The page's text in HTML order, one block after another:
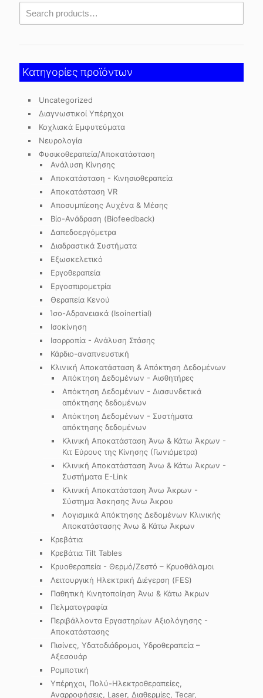
Κατηγορίες προϊόντων
Uncategorized
Διαγνωστικοί Υπέρηχοι
Κοχλιακά Εμφυτεύματα
Νευρολογία
Φυσικοθεραπεία/Αποκατάσταση
Ανάλυση Κίνησης
Αποκατάσταση - Κινησιοθεραπεία
Αποκατάσταση VR
Αποσυμπίεσης Αυχένα & Μέσης
Βίο-Ανάδραση (Biofeedback)
Δαπεδοεργόμετρα
Διαδραστικά Συστήματα
Εξωσκελετικό
Εργοθεραπεία
Εργοσπιρομετρία
Θεραπεία Κενού
Ίσο-Αδρανειακά (Isoinertial)
Ισοκίνηση
Ισορροπία - Ανάλυση Στάσης
Κάρδιο-αναπνευστική
Κλινική Αποκατάσταση & Απόκτηση Δεδομένων
Απόκτηση Δεδομένων - Αισθητήρες
Απόκτηση Δεδομένων - Διασυνδετικά
απόκτησης δεδομένων
Απόκτηση Δεδομένων - Συστήματα
απόκτησης δεδομένων
Κλινική Αποκατάσταση Άνω & Κάτω Άκρων -
Κιτ Εύρους της Κίνησης (Γωνιόμετρα)
Κλινική Αποκατάσταση Άνω & Κάτω Άκρων -
Συστήματα E-Link
Κλινική Αποκατάσταση Άνω Άκρων -
Σύστημα Άσκησης Άνω Άκρου
Λογισμικά Απόκτησης Δεδομένων Κλινικής
Αποκατάστασης Άνω & Κάτω Άκρων
Κρεβάτια
Κρεβάτια Tilt Tables
Κρυοθεραπεία - Θερμό/Ζεστό – Κρυοθάλαμοι
Λειτουργική Ηλεκτρική Διέγερση (FES)
Παθητική Κινητοποίηση Άνω & Κάτω Άκρων
Πελματογραφία
Περιβάλλοντα Εργαστηρίων Αξιολόγησης -
Αποκατάστασης
Πισίνες, Υδατοδιάδρομοι, Υδροθεραπεία –
Αξεσουάρ
Ρομποτική
Υπέρηχοι, Πολύ-Ηλεκτροθεραπείες,
Αναρροφήσεις, Laser, Διαθερμίες, Tecar,